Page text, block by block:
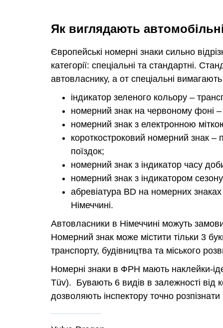
Як виглядають
Європейські номерні знаки сильно
категорії: спеціальні та стандартні.
автовласнику, а от спеціальні
індикатор зеленого кольору –
номерний знак на червоному фоні
номерний знак з електронною
короткостроковий номерний знак
поїздок;
номерний знак з індикатор часу
номерний знак з індикатором
абревіатура BD на номерних
Німеччині.
Автовласники в Німеччині можуть
Номерний знак може містити тільки 3
транспорту, будівництва та міського
Номерні знаки в ФРН мають наклейки-
Tüv). Бувають 6 видів в залежності від
дозволяють інспектору точно